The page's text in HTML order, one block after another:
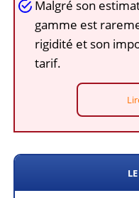
Malgré son
gamme est
rigidité et son
tarif.